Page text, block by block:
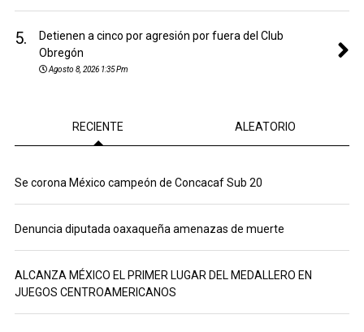
5.
Detienen a cinco por agresión por fuera del Club
Obregón
Agosto 8, 2026 1:35 Pm
RECIENTE ALEATORIO
Se corona México campeón de Concacaf Sub 20
Denuncia diputada oaxaqueña amenazas de muerte
ALCANZA MÉXICO EL PRIMER LUGAR DEL MEDALLERO EN
JUEGOS CENTROAMERICANOS